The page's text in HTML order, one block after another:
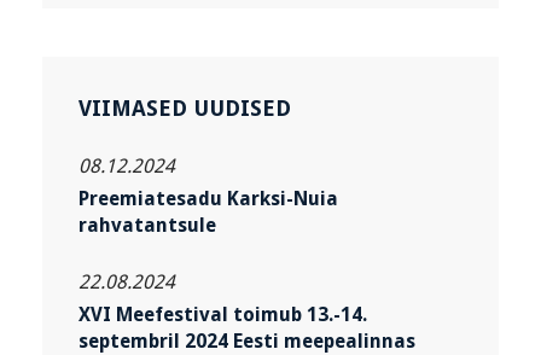
VIIMASED UUDISED
08.12.2024
Preemiatesadu Karksi-Nuia
rahvatantsule
22.08.2024
XVI Meefestival toimub 13.-14.
septembril 2024 Eesti meepealinnas